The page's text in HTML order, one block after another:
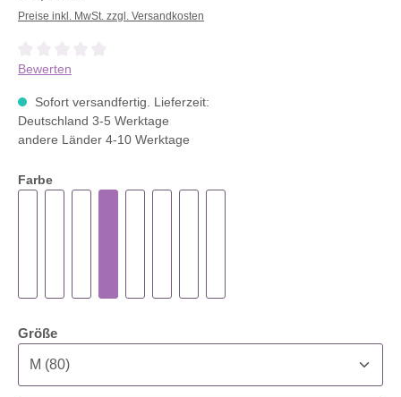
Preise inkl. MwSt. zzgl. Versandkosten
Durchschnittliche Bewertung von 0 von 5 Sternen
Bewerten
Sofort versandfertig. Lieferzeit:
Deutschland 3-5 Werktage
andere Länder 4-10 Werktage
Farbe
Größeauswählen